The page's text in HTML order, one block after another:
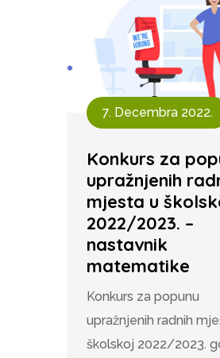
7. Decembra 2022.
Konkurs za
upražnjenih
mjesta u
2022/2023. –
nastavnik
matematike
Konkurs za popunu
upražnjenih radnih
školskoj 2022/2023.